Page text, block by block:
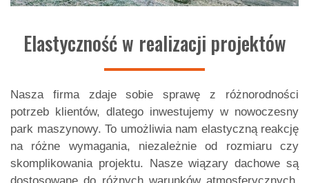
Elastyczność w realizacji projektów
Nasza firma zdaje sobie sprawę z różnorodności
potrzeb klientów, dlatego inwestujemy w nowoczesny
park maszynowy. To umożliwia nam elastyczną reakcję
na różne wymagania, niezależnie od rozmiaru czy
skomplikowania projektu. Nasze wiązary dachowe są